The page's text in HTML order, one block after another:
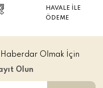
HAVALE İLE
ÖDEME
Haberdar Olmak İçin
Olun